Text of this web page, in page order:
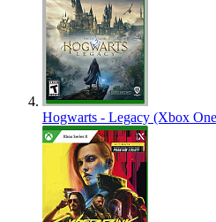
Hogwarts - Legacy (Xbox